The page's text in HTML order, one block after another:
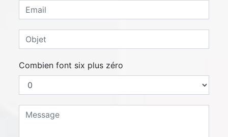
Combien font six plus zéro